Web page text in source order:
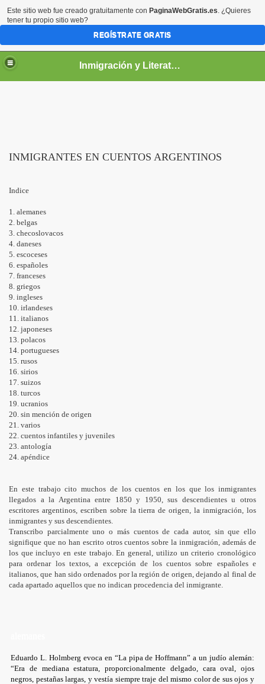
Inmigración y Literatura
INMIGRANTES EN CUENTOS ARGENTINOS
Indice
1. alemanes
2. belgas
3. checoslovacos
4. daneses
5. escoceses
6. españoles
7. franceses
8. griegos
9. ingleses
10. irlandeses
11. italianos
12. japoneses
13. polacos
14. portugueses
15. rusos
16. sirios
17. suizos
18. turcos
19. ucranios
20. sin mención de origen
21. varios
22. cuentos infantiles y juveniles
23. antología
24. apéndice
En este trabajo cito muchos de los cuentos en los que los inmigrantes
llegados a la Argentina entre 1850 y 1950, sus descendientes u otros
escritores argentinos, escriben sobre la tierra de origen, la inmigración, los
inmigrantes y sus descendientes.
Transcribo parcialmente uno o más cuentos de cada autor, sin que ello
signifique que no han escrito otros cuentos sobre la inmigración, además de
los que incluyo en este trabajo. En general, utilizo un criterio cronológico
para ordenar los textos, a excepción de los cuentos sobre españoles e
italianos, que han sido ordenados por la región de origen, dejando al final de
cada apartado aquellos que no indican procedencia del inmigrante.
Eduardo L. Holmberg evoca en “La pipa de Hoffmann” a un judío alemán:
“Era de mediana estatura, proporcionalmente delgado, cara oval, ojos
negros, pestañas largas, y vestía siempre traje del mismo color de sus ojos y
Este sitio web fue creado gratuitamente con PaginaWebGratis.es. ¿Quieres
tener tu propio sitio web?
REGÍSTRATE GRATIS